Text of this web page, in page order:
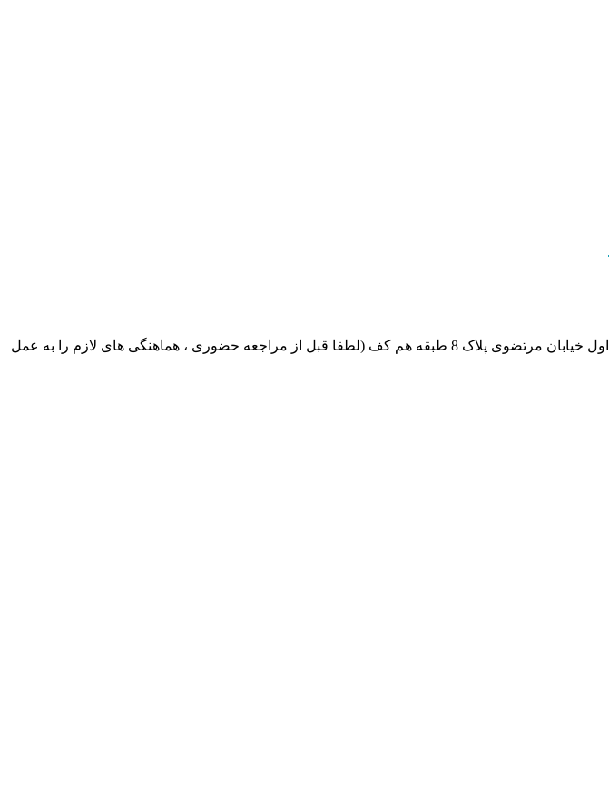
نشانی بخش انفورماتیک ایران بابکت : میدان حر . خ امام خمینی . خیابان کمالی . خیابان اسکندری جنوبی اول خیابان مرتضوی پلاک 8 طبقه هم کف (لطفا قبل از مراجعه حضوری ، هماهنگی های لازم را به عمل